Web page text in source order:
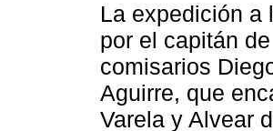
La expedición a
por el capitán
comisarios
Aguirre, que
Varela y Alvear